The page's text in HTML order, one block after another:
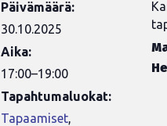
Päivämäärä:
30.10.2025
Aika:
17:00–19:00
Tapahtumaluokat:
Tapaamiset,